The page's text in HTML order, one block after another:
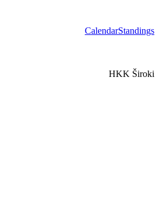
CalendarStandings
HKK Široki